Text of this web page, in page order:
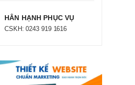
HÂN HẠNH PHỤC VỤ
CSKH: 0243 919 1616